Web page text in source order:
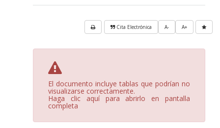
A+
A-
Cita Electrónica
El documento incluye tablas que podrían no
visualizarse correctamente.
Haga clic aquí para abrirlo en pantalla
completa